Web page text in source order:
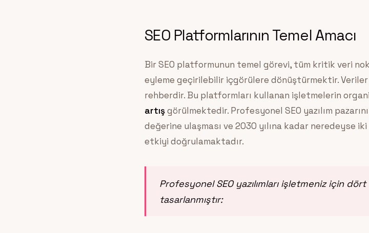
SEO Platformlarının Temel Amacı
Bir SEO platformunun temel görevi, tüm kritik veri
eyleme geçirilebilir içgörülere dönüştürmektir. Veriler
rehberdir. Bu platformları kullanan işletmelerin
artışgörülmektedir. Profesyonel SEO yazılım
değerine ulaşması ve 2030 yılına kadar neredeyse
etkiyi doğrulamaktadır.
Profesyonel SEO yazılımları işletmeniz için
tasarlanmıştır: